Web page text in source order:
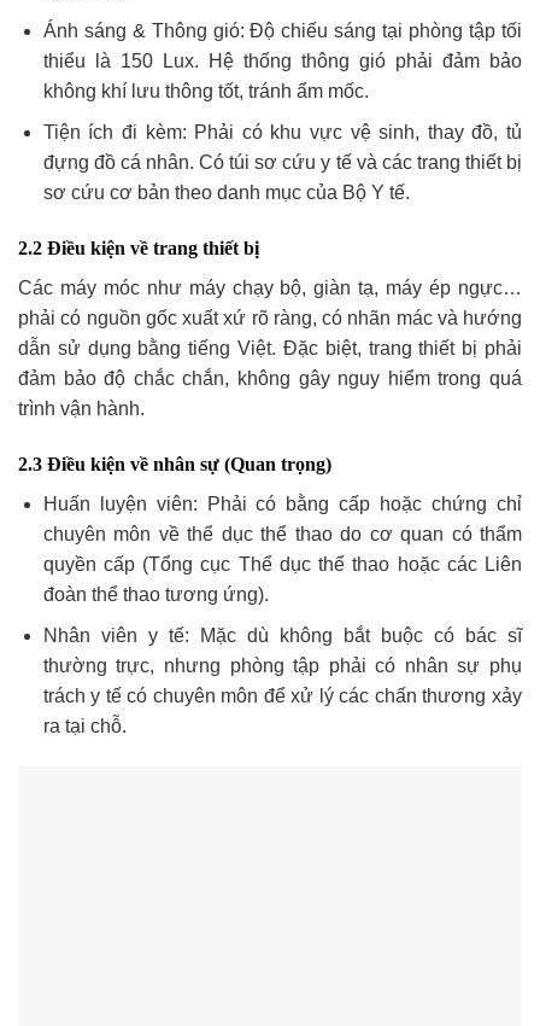
Ánh sáng & Thông gió: Độ chiếu sáng tại phòng tập tối
thiểu là 150 Lux. Hệ thống thông gió phải đảm bảo
không khí lưu thông tốt, tránh ẩm mốc.
Tiện ích đi kèm: Phải có khu vực vệ sinh, thay đồ, tủ
đựng đồ cá nhân. Có túi sơ cứu y tế và các trang thiết bị
sơ cứu cơ bản theo danh mục của Bộ Y tế.
2.2 Điều kiện về trang thiết bị
Các máy móc như máy chạy bộ, giàn tạ, máy ép ngực…
phải có nguồn gốc xuất xứ rõ ràng, có nhãn mác và hướng
dẫn sử dụng bằng tiếng Việt. Đặc biệt, trang thiết bị phải
đảm bảo độ chắc chắn, không gây nguy hiểm trong quá
trình vận hành.
2.3 Điều kiện về nhân sự (Quan trọng)
Huấn luyện viên: Phải có bằng cấp hoặc chứng chỉ
chuyên môn về thể dục thể thao do cơ quan có thẩm
quyền cấp (Tổng cục Thể dục thể thao hoặc các Liên
đoàn thể thao tương ứng).
Nhân viên y tế: Mặc dù không bắt buộc có bác sĩ
thường trực, nhưng phòng tập phải có nhân sự phụ
trách y tế có chuyên môn để xử lý các chấn thương xảy
ra tại chỗ.